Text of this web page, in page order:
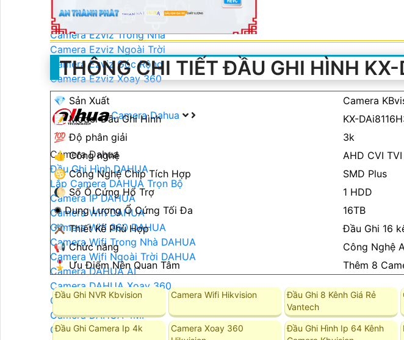
Camera Ezviz
Camera Ezviz Trong Nhà
Camera Ezviz Ngoài Trời
Camera Ezviz Góc Rộng
Camera Ezviz Xoay 360
Camera Dahua
Camera Dahua
Đầu Ghi Hình DAHUA
Lắp Camera DAHUA Trọn Bộ
Camera IP DAHUA
Camera Wifi DAHUA
Camera Wifi 360 DAHUA
Camera Wifi Trong Nhà DAHUA
Camera Wifi Ngoài Trời DAHUA
Camera DAHUA AI
Camera DAHUA Xoay 360
Camera DAHUA 2MP
Camera DAHUA 4MP
Camera DAHUA 8MP
THÔNG CHI TIẾT ĐẦU GHI HÌNH
💎 Sản Xuất
Camera
📝 Model Đầu Ghi Hình
KX-
💯 Độ phân giải
3k
👍 Công nghệ
AHD CVI
♋ Công Nghệ Chip Tích Hợp
SMD Plus
🌔 Số Ổ Cứng Hổ Trợ
1 HDD
✺ Dung Lượng Ổ Cứng Tối Đa
16TB
⚒ Thiết Kế Phù Hợp
Đầu Ghi 16
📢 Chức năng
Công Nghệ
🎖️ Ưu Điểm Nên Quan Tâm
Thêm 8
Đầu Ghi NVR Kbvision Camera Wifi Hikvision
Đầu Ghi 8 Kênh Giá Rẻ
Vantech
Đầu Ghi Camera Ip 4k
Camera Xoay 360
Đầu Ghi Hình Ip 64 Kênh